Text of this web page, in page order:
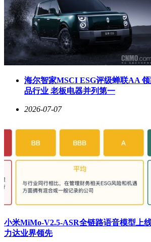
海尔智家MSCI ESG评级蝉联AA
品行业 老板电器并列第一
2026-07-07
小米MiMo-V2.5-ASR全链路语音模型上
力达业界领先